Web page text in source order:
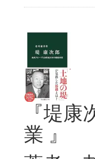
『堤
業 』